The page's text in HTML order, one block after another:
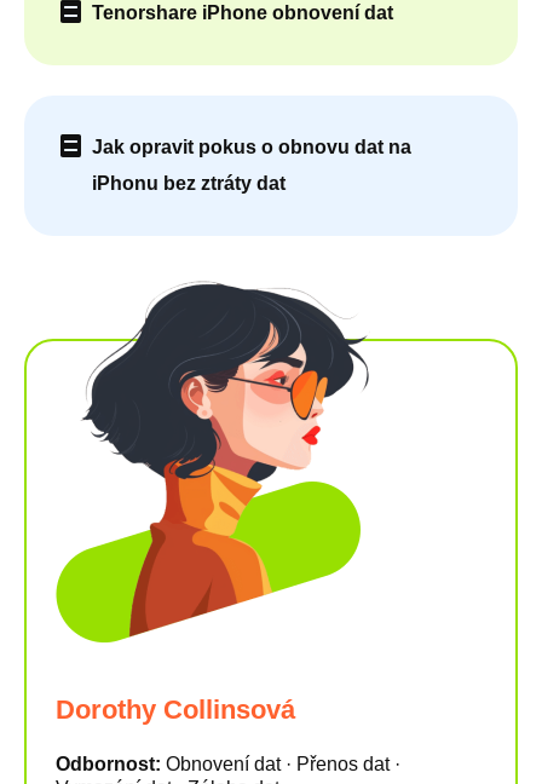
Tenorshare iPhone obnovení dat
Jak opravit pokus o obnovu dat na
iPhonu bez ztráty dat
Dorothy Collinsová
Odbornost: Obnovení dat · Přenos dat ·